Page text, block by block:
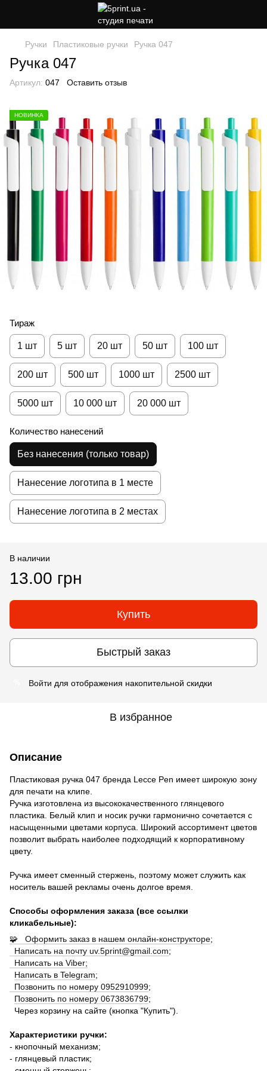
Ручки Пластиковые ручки Ручка 047
Ручка 047
Артикул: 047 Оставить отзыв
НОВИНКА
Тираж
1 шт 5 шт 20 шт 50 шт 100 шт
200 шт 500 шт 1000 шт 2500 шт
5000 шт 10 000 шт 20 000 шт
Количество нанесений
Без нанесения (только товар)
Нанесение логотипа в 1 месте
Нанесение логотипа в 2 местах
В наличии
13.00 грн
Купить
Быстрый заказ
Войти для отображения накопительной скидки
В избранное
Описание
Пластиковая ручка 047 бренда Lecce Pen имеет широкую зону
для печати на клипе.
Ручка изготовлена из высококачественного глянцевого
пластика. Белый клип и носик ручки гармонично сочетается с
насыщенными цветами корпуса. Широкий ассортимент цветов
позволит выбрать наиболее подходящий к корпоративному
цвету.
Ручка имеет сменный стержень, поэтому может служить как
носитель вашей рекламы очень долгое время.
Способы оформления заказа (все ссылки
кликабельные):
🧩 Оформить заказ в нашем онлайн-конструкторе;
Написать на почту uv.5print@gmail.com;
Написать на Viber;
Написать в Telegram;
Позвонить по номеру 0952910999;
Позвонить по номеру 0673836799;
Через корзину на сайте (кнопка "Купить").
Характеристики ручки:
- кнопочный механизм;
- глянцевый пластик;